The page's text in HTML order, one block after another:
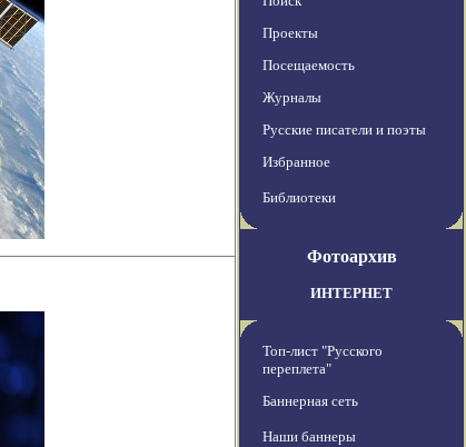
Проекты
Посещаемость
Журналы
Русские писатели и поэты
Избранное
Библиотеки
Фотоархив
ИНТЕРНЕТ
Топ-лист "Русского
переплета"
Баннерная сеть
Наши баннеры